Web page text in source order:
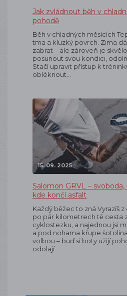
Jak zvládnout běh v
pohodě
Běh v chladných měsících
tma a kluzký povrch. Zima
zabrat – ale zároveň je
posunout svou kondici,
Stačí upravit přístup k
obléknout…
15. 09. 2025
Salomon GRVL –
kde končí asfalt
Každý běžec to zná Vyrazíš
po pár kilometrech tě cesta
cyklostezku, a najednou jsi
a pod nohama křupe
volbou – buď si boty užijí
odolají…